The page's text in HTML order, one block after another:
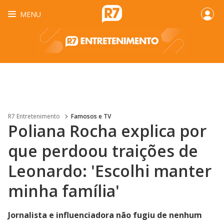
MENU
R7 Entretenimento Famosos e TV
Poliana Rocha explica por
que perdoou traições de
Leonardo: 'Escolhi manter
minha família'
Jornalista e influenciadora não fugiu de nenhum